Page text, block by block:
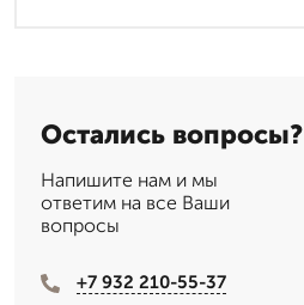
Остались вопросы?
Напишите нам и мы
ответим на все Ваши
вопросы
+7 932 210-55-37